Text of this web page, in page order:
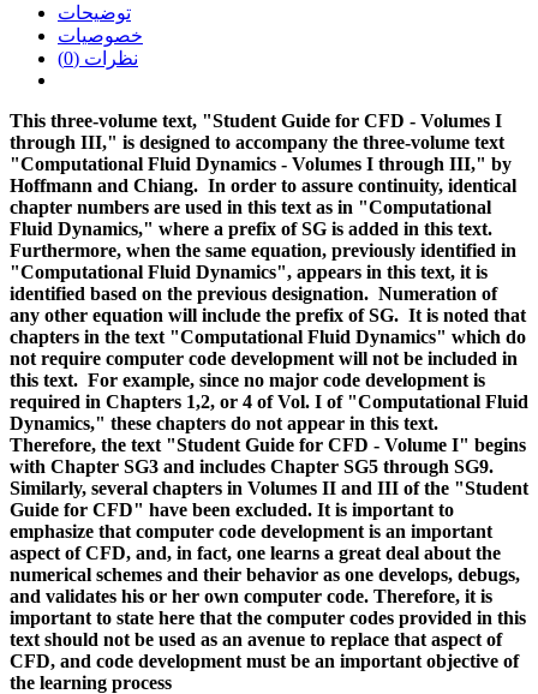
توضیحات
خصوصیات
نظرات (0)
This three-volume text, "Student Guide for CFD - Volumes I
through III," is designed to accompany the three-volume text
"Computational Fluid Dynamics - Volumes I through III," by
Hoffmann and Chiang. In order to assure continuity, identical
chapter numbers are used in this text as in "Computational
Fluid Dynamics," where a prefix of SG is added in this text.
Furthermore, when the same equation, previously identified in
"Computational Fluid Dynamics", appears in this text, it is
identified based on the previous designation. Numeration of
any other equation will include the prefix of SG. It is noted that
chapters in the text "Computational Fluid Dynamics" which do
not require computer code development will not be included in
this text. For example, since no major code development is
required in Chapters 1,2, or 4 of Vol. I of "Computational Fluid
Dynamics," these chapters do not appear in this text.
Therefore, the text "Student Guide for CFD - Volume I" begins
with Chapter SG3 and includes Chapter SG5 through SG9.
Similarly, several chapters in Volumes II and III of the "Student
Guide for CFD" have been excluded. It is important to
emphasize that computer code development is an important
aspect of CFD, and, in fact, one learns a great deal about the
numerical schemes and their behavior as one develops, debugs,
and validates his or her own computer code. Therefore, it is
important to state here that the computer codes provided in this
text should not be used as an avenue to replace that aspect of
CFD, and code development must be an important objective of
the learning process